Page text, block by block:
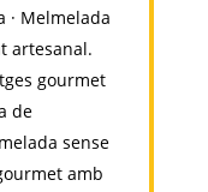
· Melmelada
artesanal.
gourmet
de
sense
amb